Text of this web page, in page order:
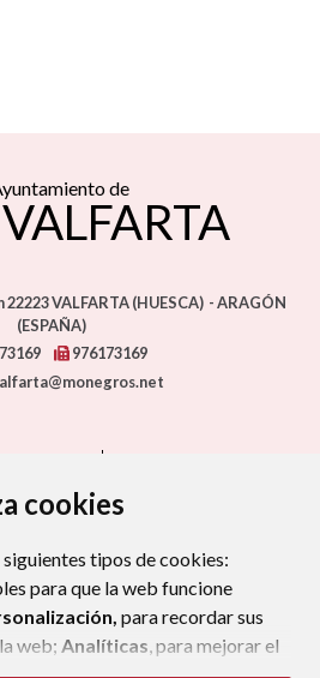
cookies
tipos de cookies:
para que la web funcione
para recordar sus
web; Analíticas, para mejorar el
de
VALFARTA
22223VALFARTA (HUESCA) - ARAGÓN
(ESPAÑA)
976173169
DATOS
DE COOKIES